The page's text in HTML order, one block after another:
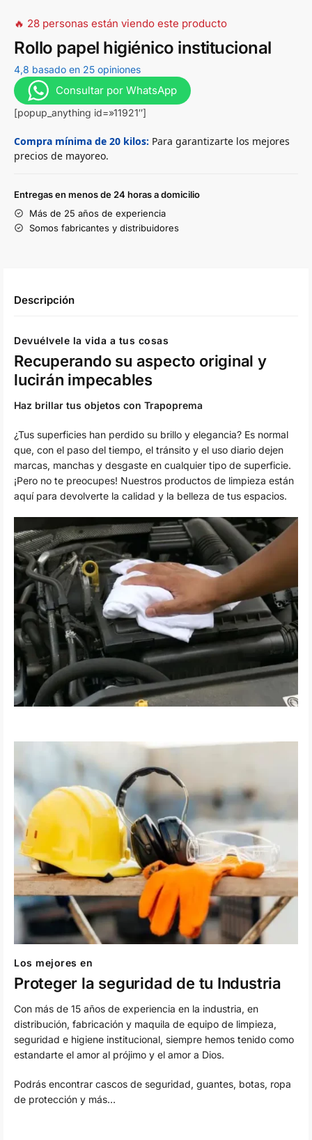
🔥 28 personas están viendo este producto
Rollo papel higiénico institucional
4,8 basado en 25 opiniones
Consultar por WhatsApp
[popup_anything id=»11921″]
Compra mínima de 20 kilos: Para garantizarte los mejores
precios de mayoreo.
Entregas en menos de 24 horas a domicilio
Más de 25 años de experiencia
Somos fabricantes y distribuidores
Descripción
Devuélvele la vida a tus cosas
Recuperando su aspecto original y
lucirán impecables
Haz brillar tus objetos con Trapoprema
¿Tus superficies han perdido su brillo y elegancia? Es normal
que, con el paso del tiempo, el tránsito y el uso diario dejen
marcas, manchas y desgaste en cualquier tipo de superficie.
¡Pero no te preocupes! Nuestros productos de limpieza están
aquí para devolverte la calidad y la belleza de tus espacios.
Los mejores en
Proteger la seguridad de tu Industria
Con más de 15 años de experiencia en la industria, en
distribución, fabricación y maquila de equipo de limpieza,
seguridad e higiene institucional, siempre hemos tenido como
estandarte el amor al prójimo y el amor a Dios.
Podrás encontrar cascos de seguridad, guantes, botas, ropa
de protección y más…